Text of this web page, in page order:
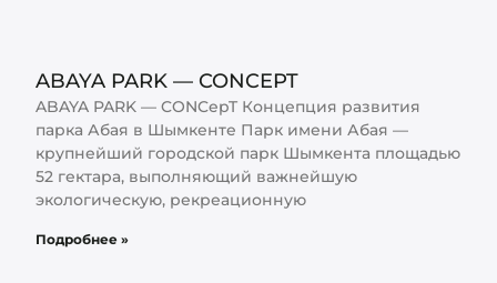
ABAYA PARK — CONCEPT
ABAYA PARK — CONCepT Концепция развития
парка Абая в Шымкенте Парк имени Абая —
крупнейший городской парк Шымкента площадью
52 гектара, выполняющий важнейшую
экологическую, рекреационную
Подробнее »